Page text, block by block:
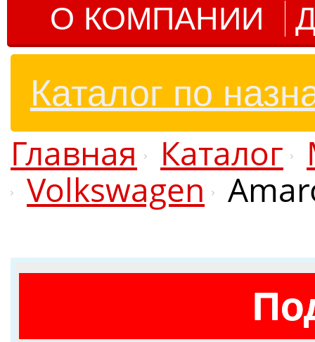
О КОМПАНИИ
Каталог по
Главная Каталог
Volkswagen